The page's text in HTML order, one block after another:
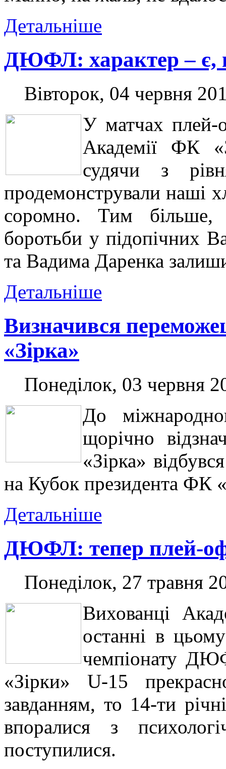
Детальніше
ДЮФЛ: характер – є,
Вівторок, 04 червня
У матчах
Академії ФК
судячи з
продемонстрували наші
соромно. Тим
боротьби у підопічних
та Вадима Даренка
Детальніше
Визначився
«Зірка»
Понеділок, 03 червня
До
щорічно
«Зірка»
на Кубок президента ФК
Детальніше
ДЮФЛ: тепер плей-
Понеділок, 27 травня
Вихованці
останні в
чемпіонату
«Зірки» U-15
завданням, то 14-ти
впоралися з
поступилися.